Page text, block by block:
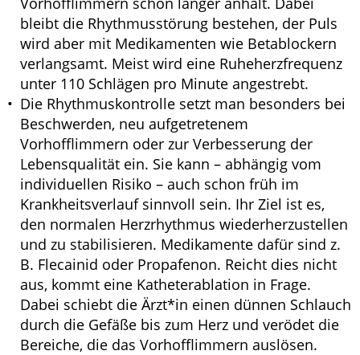
bleibt die Rhythmusstörung bestehen, der Puls
wird aber mit Medikamenten wie Betablockern
verlangsamt. Meist wird eine Ruheherzfrequenz
unter 110 Schlägen pro Minute angestrebt.
Die Rhythmuskontrolle setzt man besonders bei
Beschwerden, neu aufgetretenem
Vorhofflimmern oder zur Verbesserung der
Lebensqualität ein. Sie kann – abhängig vom
individuellen Risiko – auch schon früh im
Krankheitsverlauf sinnvoll sein. Ihr Ziel ist es,
den normalen Herzrhythmus wiederherzustellen
und zu stabilisieren. Medikamente dafür sind z.
B. Flecainid oder Propafenon. Reicht dies nicht
aus, kommt eine Katheterablation in Frage.
Dabei schiebt die Ärzt*in einen dünnen Schlauch
durch die Gefäße bis zum Herz und verödet die
Bereiche, die das Vorhofflimmern auslösen.